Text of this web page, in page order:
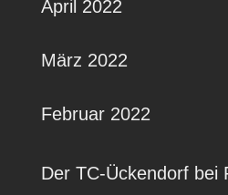
April 2022
März 2022
Februar 2022
Der TC-Ückendorf bei